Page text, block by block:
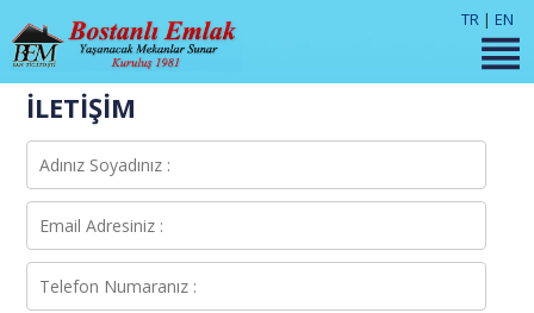
TR | EN
İLETİŞİM